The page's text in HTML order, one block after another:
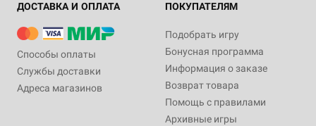
ДОСТАВКА И ОПЛАТА
Способы оплаты
Службы доставки
Адреса магазинов
ПОКУПАТЕЛЯМ
Подобрать игру
Бонусная программа
Информация о заказе
Возврат товара
Помощь с правилами
Архивные игры